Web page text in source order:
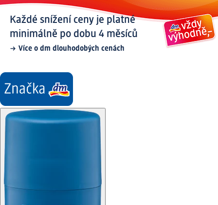
Každé snížení ceny je platné
minimálně po dobu 4 měsíců
Více o dm dlouhodobých cenách